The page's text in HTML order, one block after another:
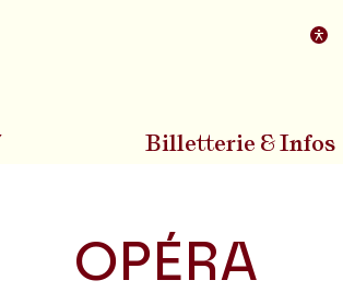
Aller au pied de la page
Billetterie & Infos
OPÉRA